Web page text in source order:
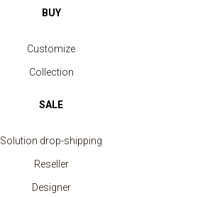
BUY
Customize
Collection
SALE
Solution drop-shipping
Reseller
Designer